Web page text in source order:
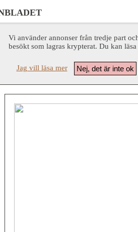
Vi använder annonser från tredje part
besökt som lagras krypterat. Du kan
Nej, det är inte ok
Jag vill läsa mer